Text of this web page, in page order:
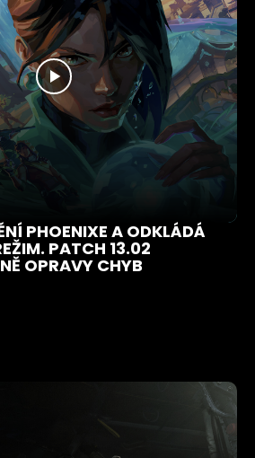
PHOENIXE A ODKLÁDÁ
PATCH 13.02
OPRAVY CHYB